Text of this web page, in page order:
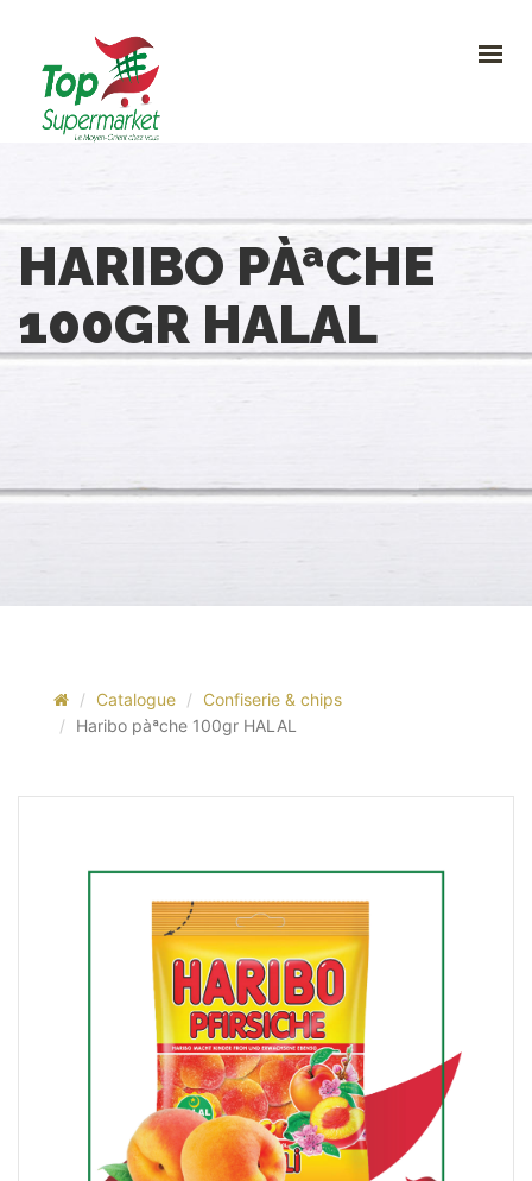
CONTACTEZ-NOUS
Avenue Clemenceau 120, 1070 Bruxelles
+32 (0)2.611 42 91
HARIBO PÀªCHE
100GR HALAL
Catalogue
Confiserie & chips
Haribo pàªche 100gr HALAL